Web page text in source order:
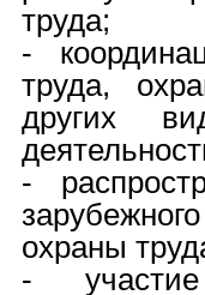
труда;
-
труда,
других
-
охраны
-